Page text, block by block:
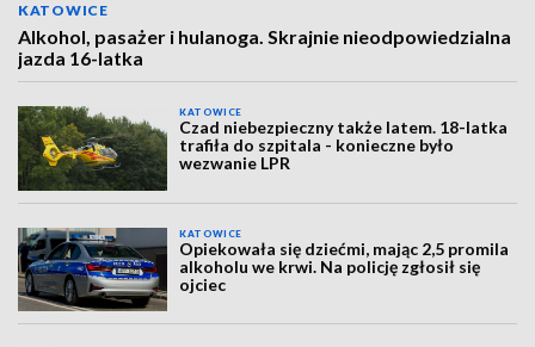
KATOWICE
Alkohol, pasażer i hulanoga. Skrajnie nieodpowiedzialna
jazda 16-latka
KATOWICE
Czad niebezpieczny także latem. 18-latka
trafiła do szpitala - konieczne było
wezwanie LPR
KATOWICE
Opiekowała się dziećmi, mając 2,5 promila
alkoholu we krwi. Na policję zgłosił się
ojciec